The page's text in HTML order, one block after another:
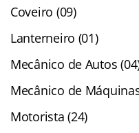
Coveiro (09)
Lanterneiro (01)
Mecânico de Autos
Mecânico de
Motorista (24)